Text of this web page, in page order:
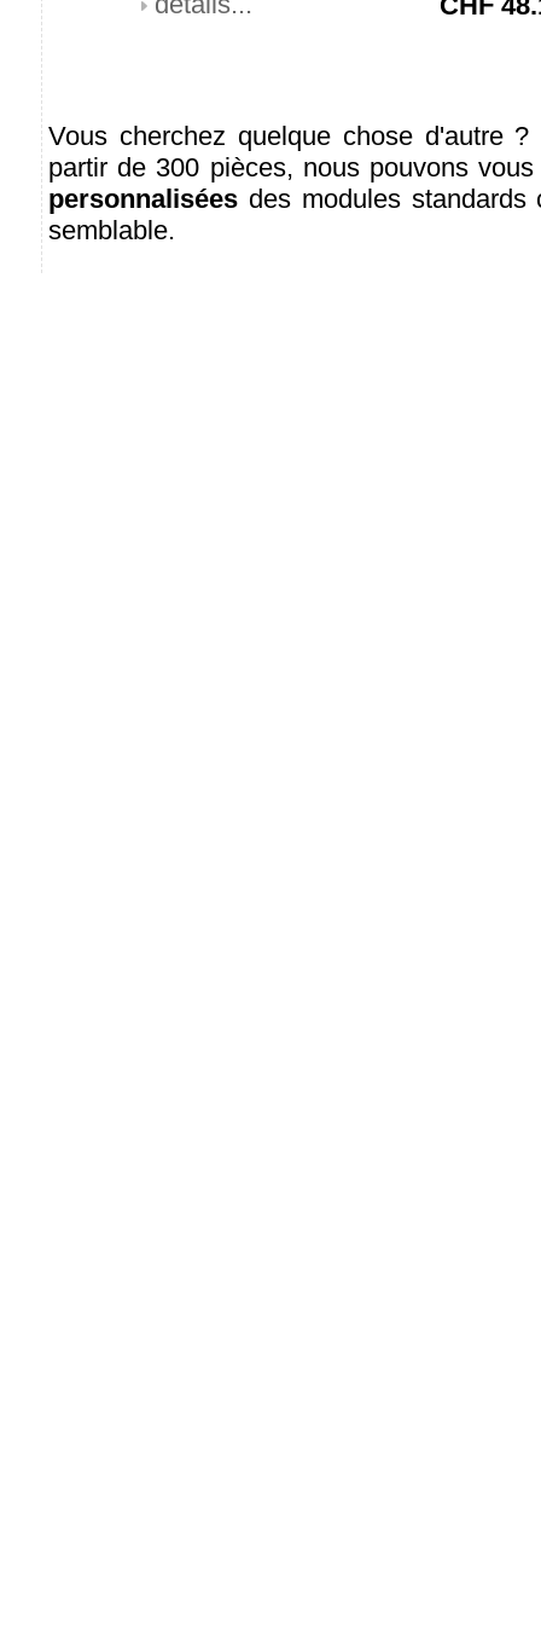
Vous cherchez quelque chose d'autre
partir de 300 pièces, nous pouvons
personnalisées des modules
semblable.